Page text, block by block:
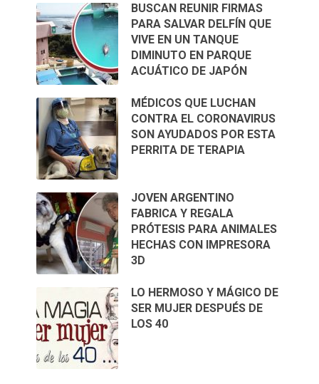
BUSCAN REUNIR FIRMAS
PARA SALVAR DELFÍN QUE
VIVE EN UN TANQUE
DIMINUTO EN PARQUE
ACUÁTICO DE JAPÓN
MÉDICOS QUE LUCHAN
CONTRA EL CORONAVIRUS
SON AYUDADOS POR ESTA
PERRITA DE TERAPIA
JOVEN ARGENTINO
FABRICA Y REGALA
PRÓTESIS PARA ANIMALES
HECHAS CON IMPRESORA
3D
LO HERMOSO Y MÁGICO DE
SER MUJER DESPUÉS DE
LOS 40